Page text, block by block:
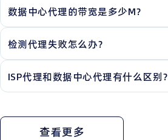
数据中心代理的带宽是多少M？
检测代理失败怎么办？
ISP代理和数据中心代理有什么区别？
查看更多